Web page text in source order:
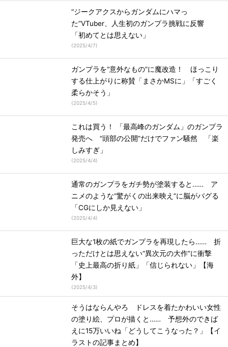
“ジークアクスからガンダムにハマっ
た”VTuber、人生初のガンプラ挑戦に反響
「初めてとは思えない」
(2025/4/7)
ガンプラを“意外なもの”に魔改造！ ほっこり
する仕上がりに称賛「まさかMSに」「すごく
柔らかそう」
(2025/4/5)
これは買う！ 「最高峰のガンダム」のガンプラ
発売へ “頭部の公開”だけでファン騒然 「楽
しみすぎ」
(2025/4/4)
通常のガンプラをガチ勢が塗装すると…… ア
ニメのような“驚がくの出来映え”に脳がバグる
「CGにしか見えない」
(2025/4/4)
巨大な1枚の紙でガンプラを再現したら…… 折
っただけとは思えない“異次元の大作”に衝撃
「史上最高の折り紙」「信じられない」【海
外】
(2025/4/3)
そうはならんやろ ドレスを着たかわいい女性
の塗り絵、プロが描くと…… 予想外のできば
えに15万いいね「どうしてこうなった？」【イ
ラストの記事まとめ】